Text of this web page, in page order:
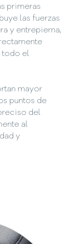
primeras
las fuerzas
y entrepierna,
todo el
mayor
puntos de
del
al
y